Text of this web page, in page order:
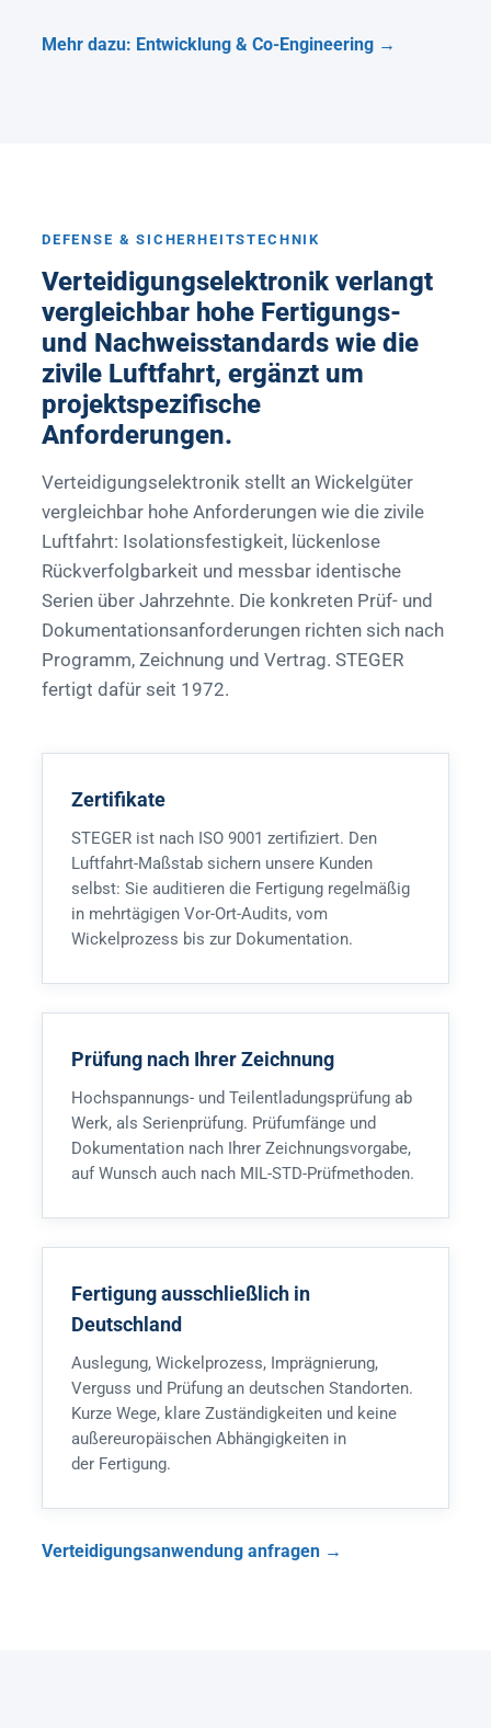
Mehr dazu: Entwicklung & Co-Engineering
DEFENSE & SICHERHEITSTECHNIK
Verteidigungselektronik verlangt
vergleichbar hohe Fertigungs-
und Nachweisstandards wie die
zivile Luftfahrt, ergänzt um
projektspezifische
Anforderungen.
Verteidigungselektronik stellt an Wickelgüter
vergleichbar hohe Anforderungen wie die zivile
Luftfahrt: Isolationsfestigkeit, lückenlose
Rückverfolgbarkeit und messbar identische
Serien über Jahrzehnte. Die konkreten Prüf- und
Dokumentationsanforderungen richten sich nach
Programm, Zeichnung und Vertrag. STEGER
fertigt dafür seit 1972.
Zertifikate
STEGER ist nach ISO 9001 zertifiziert. Den
Luftfahrt-Maßstab sichern unsere Kunden
selbst: Sie auditieren die Fertigung regelmäßig
in mehrtägigen Vor-Ort-Audits, vom
Wickelprozess bis zur Dokumentation.
Prüfung nach Ihrer Zeichnung
Hochspannungs- und Teilentladungsprüfung ab
Werk, als Serienprüfung. Prüfumfänge und
Dokumentation nach Ihrer Zeichnungsvorgabe,
auf Wunsch auch nach MIL-STD-Prüfmethoden.
Fertigung ausschließlich in
Deutschland
Auslegung, Wickelprozess, Imprägnierung,
Verguss und Prüfung an deutschen Standorten.
Kurze Wege, klare Zuständigkeiten und keine
außereuropäischen Abhängigkeiten in
der Fertigung.
Verteidigungsanwendung anfragen